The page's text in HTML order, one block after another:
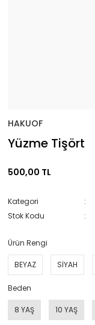
HAKUOF
Yüzme Tişört
500,00 TL
Kategori
Stok Kodu
Ürün Rengi
BEYAZ SİYAH
Beden
8 YAŞ 10 YAŞ